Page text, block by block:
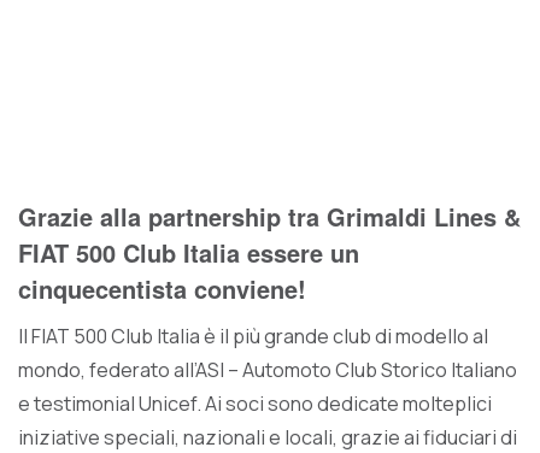
Grazie alla partnership tra Grimaldi Lines &
FIAT 500 Club Italia essere un
cinquecentista conviene!
Il FIAT 500 Club Italia è il più grande club di modello al
mondo, federato all’ASI – Automoto Club Storico Italiano
e testimonial Unicef. Ai soci sono dedicate molteplici
iniziative speciali, nazionali e locali, grazie ai fiduciari di